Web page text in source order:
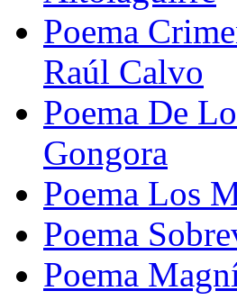
Poema
Raúl Calvo
Poema De
Gongora
Poema Los
Poema
Poema